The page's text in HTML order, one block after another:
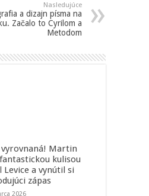
Nasledujúce
a dizajn písma na
Začalo to Cyrilom a
Metodom
vyrovnaná! Martin
kulisou
Levice a vynútil si
zápas
2026